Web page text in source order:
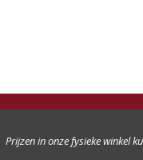
Prijzen in onze fysieke winkel